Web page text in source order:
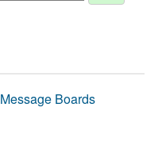
Message Boards